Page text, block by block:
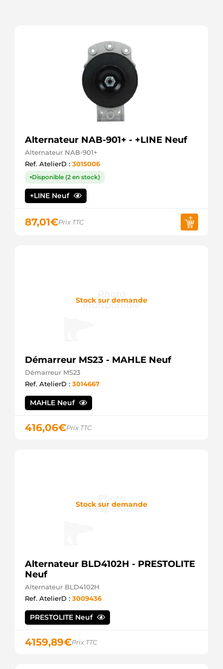
HC
IS0844
Alternateur NAB-901+ - +LINE Neuf
Alternateur NAB-901+
Ref. AtelierD : 3015006
Disponible (2 en stock)
+LINE Neuf
87,01€Prix TTC
Stock sur demande
Démarreur MS23 - MAHLE Neuf
Démarreur MS23
Ref. AtelierD : 3014667
MAHLE Neuf
416,06€Prix TTC
Stock sur demande
Alternateur BLD4102H - PRESTOLITE
Neuf
Alternateur BLD4102H
Ref. AtelierD : 3009436
PRESTOLITE Neuf
4159,89€Prix TTC